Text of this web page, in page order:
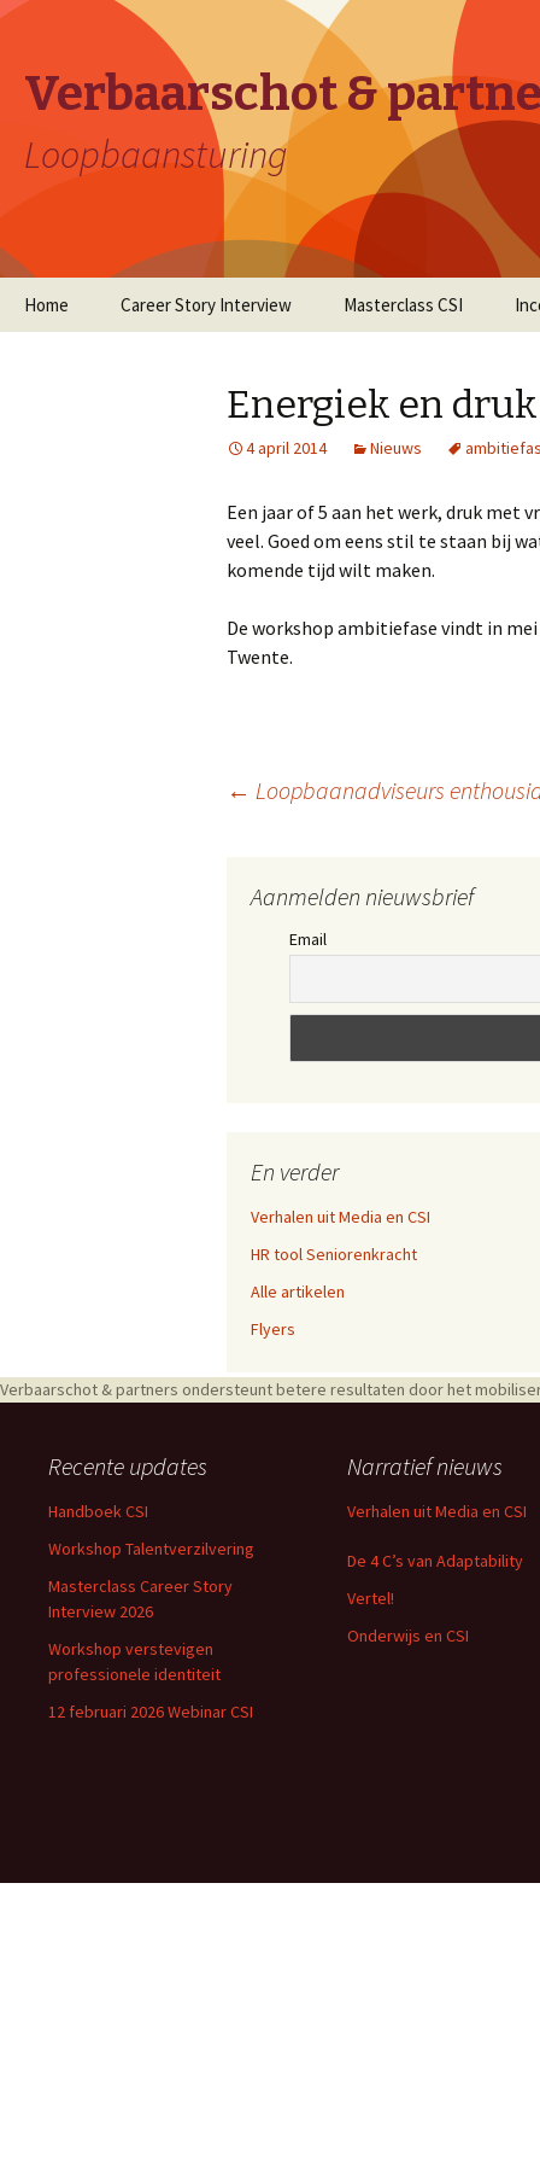
Verbaarschot &
Loopbaansturing
Home Career Story Interview Masterclass CSI
Energiek en druk
4 april 2014 Nieuws
Een jaar of 5 aan het werk, druk met
veel. Goed om eens stil te staan bij
komende tijd wilt maken.
De workshop ambitiefase vindt in
Twente.
Berichtnavigatie
← Loopbaanadviseurs
Aanmelden nieuwsbrief
Email
En verder
Verhalen uit Media en CSI
HR tool Seniorenkracht
Alle artikelen
Flyers
Verbaarschot & partners ondersteunt betere resultaten door het
Recente updates
Handboek CSI
Workshop Talentverzilvering
Masterclass Career Story
Interview 2026
Workshop verstevigen
professionele identiteit
12 februari 2026 Webinar CSI
Narratief nieuws
Verhalen uit Media en CSI
De 4 C’s van Adaptability
Vertel!
Onderwijs en CSI